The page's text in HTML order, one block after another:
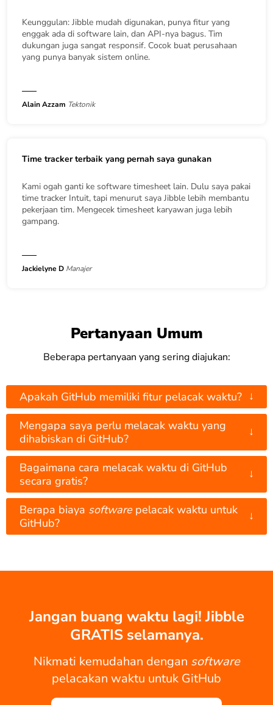
Keunggulan: Jibble mudah digunakan, punya fitur yang
enggak ada di software lain, dan API-nya bagus. Tim
dukungan juga sangat responsif. Cocok buat perusahaan
yang punya banyak sistem online.
Alain Azzam Tektonik
Time tracker terbaik yang pernah saya gunakan
Kami ogah ganti ke software timesheet lain. Dulu saya pakai
time tracker Intuit, tapi menurut saya Jibble lebih membantu
pekerjaan tim. Mengecek timesheet karyawan juga lebih
gampang.
Jackielyne D Manajer
Pertanyaan Umum
Beberapa pertanyaan yang sering diajukan:
Apakah GitHub memiliki fitur pelacak waktu? ↓
Mengapa saya perlu melacak waktu yang
dihabiskan di GitHub?
↓
Bagaimana cara melacak waktu di GitHub
secara gratis?
↓
Berapa biaya softwarepelacak waktu untuk
GitHub?
↓
Jangan buang waktu lagi! Jibble
GRATIS selamanya.
Nikmati kemudahan dengan software
pelacakan waktu untuk GitHub